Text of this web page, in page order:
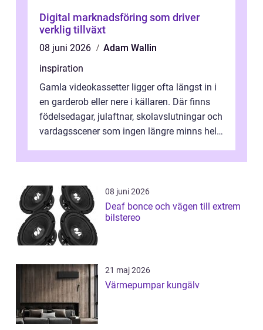
Digital marknadsföring som driver
verklig tillväxt
08 juni 2026
Adam Wallin
inspiration
Gamla videokassetter ligger ofta längst in i
en garderob eller nere i källaren. Där finns
födelsedagar, julaftnar, skolavslutningar och
vardagsscener som ingen längre minns helt.
08 juni 2026
Deaf bonce och vägen till extrem
bilstereo
21 maj 2026
Värmepumpar kungälv